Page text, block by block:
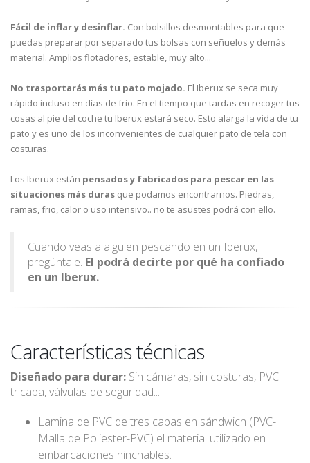
Fácil de inflar y desinflar. Con bolsillos desmontables para que
puedas preparar por separado tus bolsas con señuelos y demás
material. Amplios flotadores, estable, muy alto...
No trasportarás más tu pato mojado. El Iberux se seca muy
rápido incluso en días de frio. En el tiempo que tardas en recoger tus
cosas al pie del coche tu Iberux estará seco. Esto alarga la vida de tu
pato y es uno de los inconvenientes de cualquier pato de tela con
costuras.
Los Iberux están pensados y fabricados para pescar en las
situaciones más duras que podamos encontrarnos. Piedras,
ramas, frio, calor o uso intensivo.. no te asustes podrá con ello.
Cuando veas a alguien pescando en un Iberux,
pregúntale. El podrá decirte por qué ha confiado
en un Iberux.
Características técnicas
Diseñado para durar: Sin cámaras, sin costuras, PVC
tricapa, válvulas de seguridad...
Lamina de PVC de tres capas en sándwich (PVC-
Malla de Poliester-PVC) el material utilizado en
embarcaciones hinchables.